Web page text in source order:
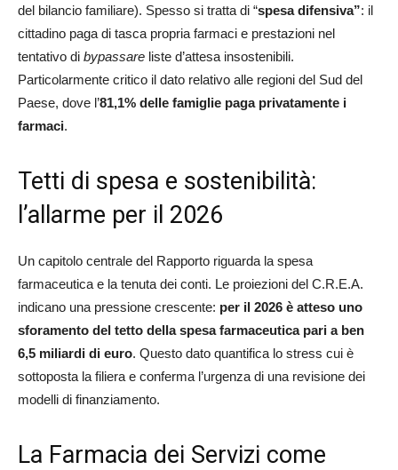
del bilancio familiare). Spesso si tratta di “spesa difensiva”: il
cittadino paga di tasca propria farmaci e prestazioni nel
tentativo di bypassare liste d’attesa insostenibili.
Particolarmente critico il dato relativo alle regioni del Sud del
Paese, dove l’81,1% delle famiglie paga privatamente i
farmaci.
Tetti di spesa e sostenibilità:
l’allarme per il 2026
Un capitolo centrale del Rapporto riguarda la spesa
farmaceutica e la tenuta dei conti. Le proiezioni del C.R.E.A.
indicano una pressione crescente: per il 2026 è atteso uno
sforamento del tetto della spesa farmaceutica pari a ben
6,5 miliardi di euro. Questo dato quantifica lo stress cui è
sottoposta la filiera e conferma l’urgenza di una revisione dei
modelli di finanziamento.
La Farmacia dei Servizi come